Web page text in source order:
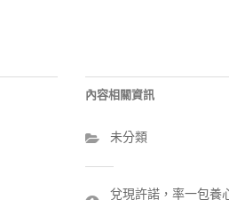
內容相關資訊
未分類
文 兌現許諾，率一包養